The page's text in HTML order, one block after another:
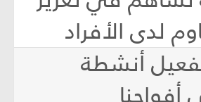
لدى الأفراد
أنشطة